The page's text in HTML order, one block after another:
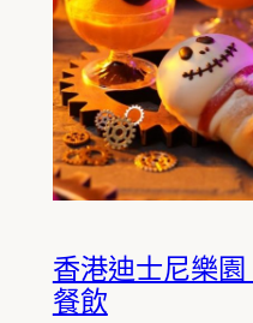
香港迪士尼樂園
餐飲